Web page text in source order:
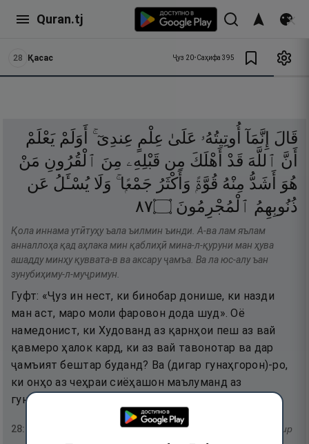
Quran.tj
28 Қасас Ҷуз 20•Саҳифа 395
قَالَ إِنَّمَآ أُوتِيتُهُۥ عَلَىٰ عِلْمٍ عِندِىٓ ۚ أَوَلَمْ يَعْلَمْ
أَنَّ ٱللَّهَ قَدْ أَهْلَكَ مِن قَبْلِهِۦ مِنَ ٱلْقُرُونِ مَنْ
هُوَ
أَشَدُّ مِنْهُ قُوَّةًۭ وَأَكْثَرُ جَمْعًۭا ۚ وَلَا يُسْـَٔلُ عَن
ذُنُوبِهِمُ ٱلْمُجْرِمُونَ ۝٧٨
Қола иннама утӣтуҳу ъала ъилмин ъинди. А-ва лам яълам
анналлоҳа қад аҳлака мин қаблиҳӣ мина-л-қуруни ман ҳува
ашадду минҳу қуввата-в ва аксару ҷамъа. Ва ла юс-алу ъан
зунубиҳиму-л-муҷримун.
Гуфт: «Ҷуз ин нест, ки бинобар донише, ки назди
ман аст, маро моли фаровон дода шуд». Оё
намедонист, ки Худованд аз қарнҳои пеш аз вай
қавмеро ҳалок кард, ки аз вай тавонотар ва дар
ҷамъият бештар буданд? Ва (дигар гунаҳгорон)-ро,
ки онҳо аз чеҳраи сиёҳашон маълуманд аз
гуноҳонашон пурсида намешаванд.
28: тафсир